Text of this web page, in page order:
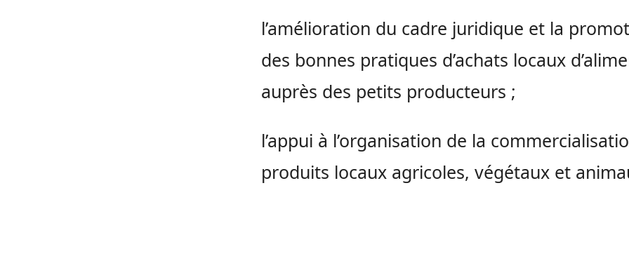
l’amélioration du cadre juridique et la
des bonnes pratiques d’achats locaux
auprès des petits producteurs ;
l’appui à l’organisation de la
produits locaux agricoles, végétaux et